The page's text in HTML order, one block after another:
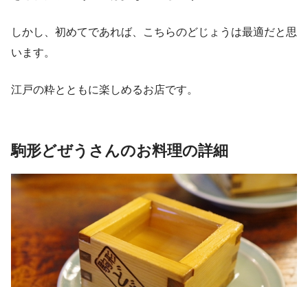
しかし、初めてであれば、こちらのどじょうは最適だと思
います。
江戸の粋とともに楽しめるお店です。
駒形どぜうさんのお料理の詳細